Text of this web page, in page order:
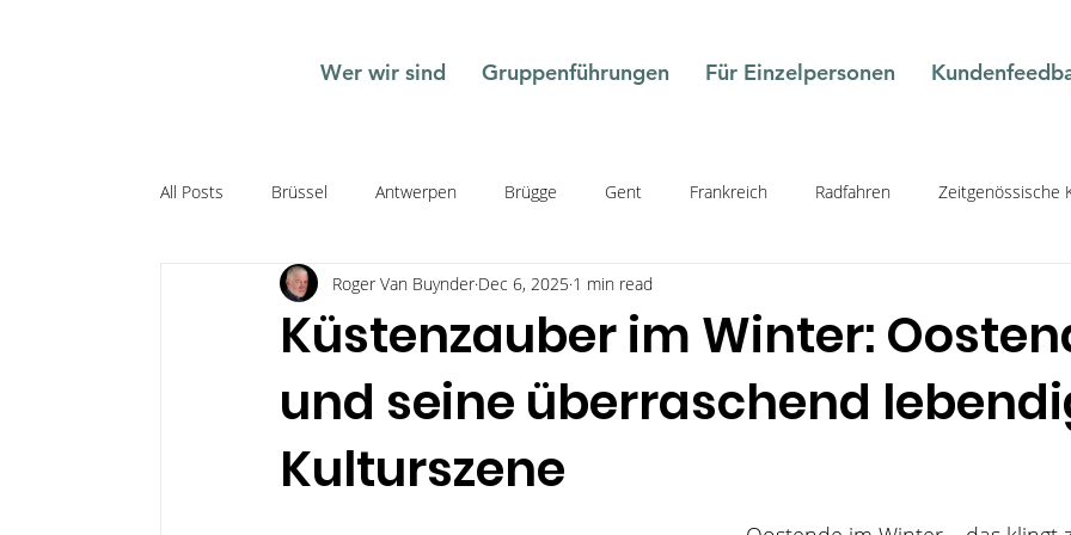
Wer wir sind Gruppenführungen Für Einzelpersonen
All Posts Brüssel Antwerpen Brügge Gent Frankreich Radfahren Zeitgenössische
Mechelen Geschichte Belgische Küste Kongo
Festival Diamant Unesco Kulturerbe Art Nouveau
Küstenzauber im Winter:
und seine überraschend
Kulturszene
Roger Van Buynder Dec 6, 2025 1 min read